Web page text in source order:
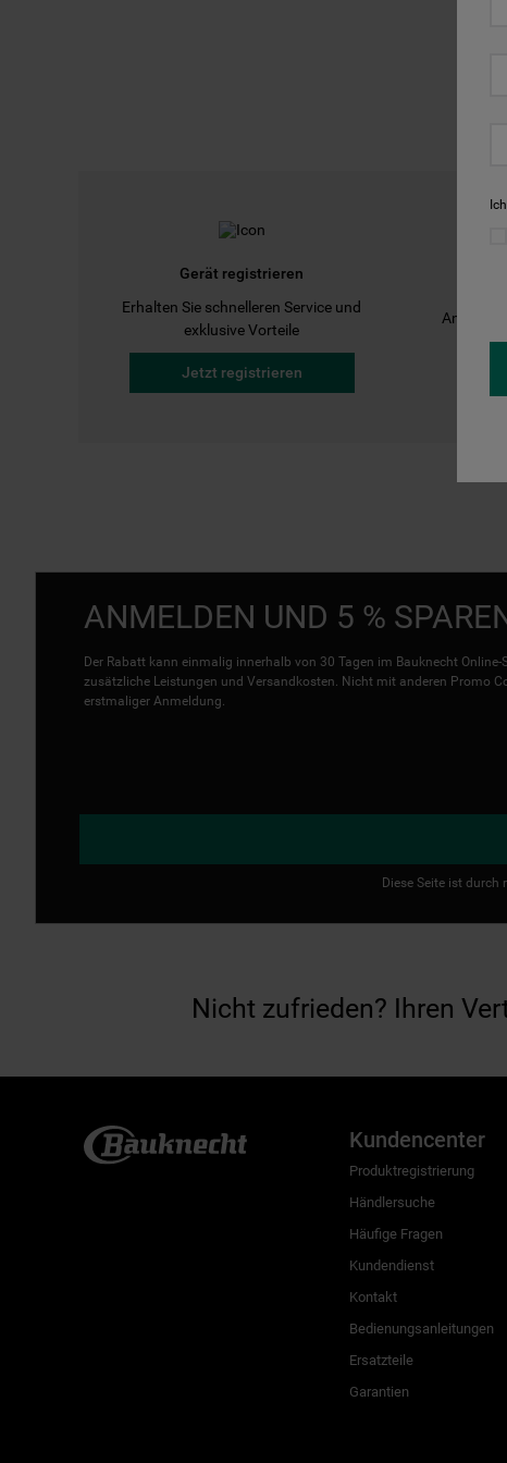
Gerät registrieren
Erhalten Sie schnelleren Service und
exklusive Vorteile
Jetzt registrieren
ANMELDEN UND 5 %
Der Rabatt kann einmalig innerhalb von 30 Tagen im Bauknecht
zusätzliche Leistungen und Versandkosten. Nicht mit anderen Promo
erstmaliger Anmeldung.
Diese Seite ist durch
Nicht zufrieden? Ihren
Kundencenter
Produktregistrierung
Händlersuche
Häufige Fragen
Kundendienst
Kontakt
Bedienungsanleitungen
Ersatzteile
Garantien